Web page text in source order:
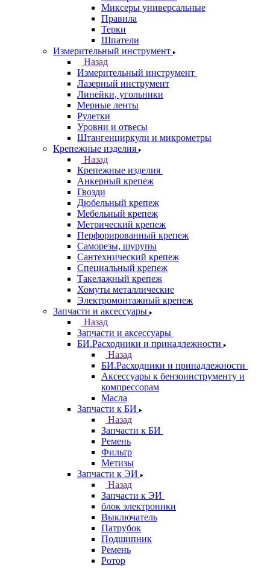
Миксеры универсальные
Правила
Терки
Шпатели
Измерительный инструмент
Назад
Измерительный инструмент
Лазерный инструмент
Линейки, угольники
Мерные ленты
Рулетки
Уровни и отвесы
Штангенциркули и микрометры
Крепежные изделия
Назад
Крепежные изделия
Анкерный крепеж
Гвозди
Дюбельный крепеж
Мебельный крепеж
Метрический крепеж
Перфорированный крепеж
Саморезы, шурупы
Сантехнический крепеж
Специальный крепеж
Такелажный крепеж
Хомуты металлические
Электромонтажный крепеж
Запчасти и аксессуары
Назад
Запчасти и аксессуары
БИ.Расходники и принадлежности
Назад
БИ.Расходники и принадлежности
Аксессуары к бензоинструменту и
компрессорам
Масла
Запчасти к БИ
Назад
Запчасти к БИ
Ремень
Фильтр
Метизы
Запчасти к ЭИ
Назад
Запчасти к ЭИ
блок электроники
Выключатель
Патрубок
Подшипник
Ремень
Ротор